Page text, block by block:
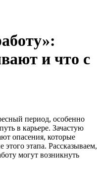
и что с
период, особенно
в карьере. Зачастую
опасения, которые
этапа. Рассказываем,
могут возникнуть